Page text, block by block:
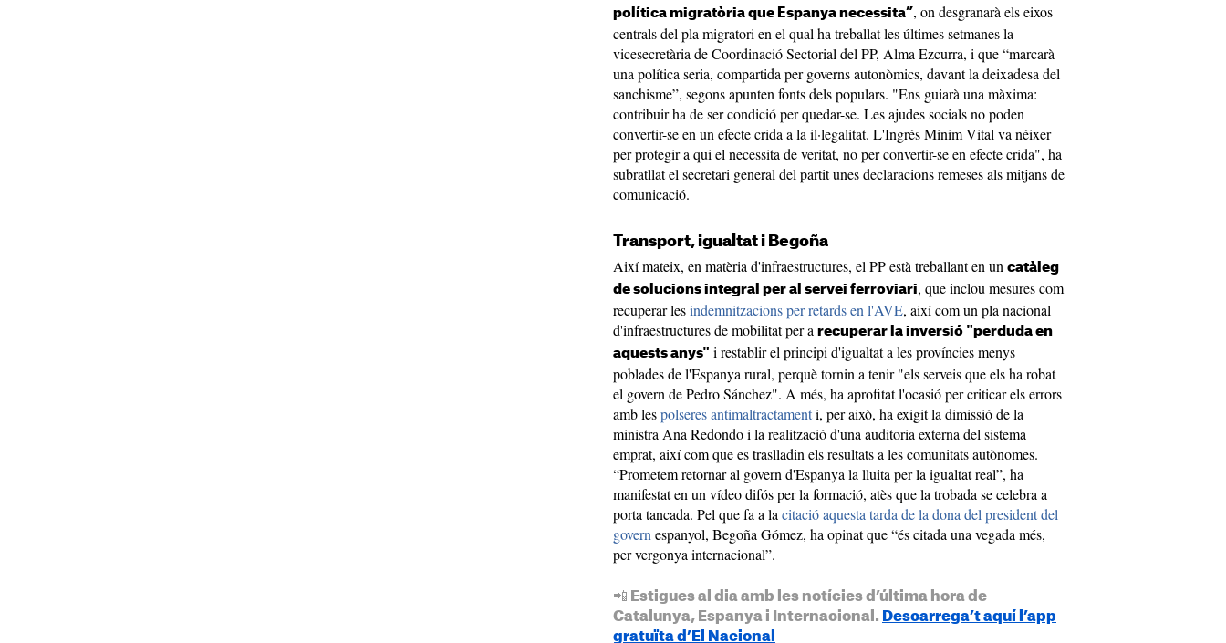
política migratòria que Espanya necessita”, on desgranarà els eixos
centrals del pla migratori en el qual ha treballat les últimes setmanes la
vicesecretària de Coordinació Sectorial del PP, Alma Ezcurra, i que “marcarà
una política seria, compartida per governs autonòmics, davant la deixadesa del
sanchisme”, segons apunten fonts dels populars. "Ens guiarà una màxima:
contribuir ha de ser condició per quedar-se. Les ajudes socials no poden
convertir-se en un efecte crida a la il·legalitat. L'Ingrés Mínim Vital va néixer
per protegir a qui el necessita de veritat, no per convertir-se en efecte crida", ha
subratllat el secretari general del partit unes declaracions remeses als mitjans de
comunicació.
Transport, igualtat i Begoña
Així mateix, en matèria d'infraestructures, el PP està treballant en un catàleg
de solucions integral per al servei ferroviari, que inclou mesures com
recuperar lesindemnitzacions per retards en l'AVE, així com un pla nacional
d'infraestructures de mobilitat per a recuperar la inversió "perduda en
aquests anys" i restablir el principi d'igualtat a les províncies menys
poblades de l'Espanya rural, perquè tornin a tenir "els serveis que els ha robat
el govern de Pedro Sánchez". A més, ha aprofitat l'ocasió per criticar els errors
amb lespolseres antimaltractamenti, per això, ha exigit la dimissió de la
ministra Ana Redondo i la realització d'una auditoria externa del sistema
emprat, així com que es traslladin els resultats a les comunitats autònomes.
“Prometem retornar al govern d'Espanya la lluita per la igualtat real”, ha
manifestat en un vídeo difós per la formació, atès que la trobada se celebra a
porta tancada. Pel que fa a la citació aquesta tarda de la dona del president del
govern espanyol, Begoña Gómez, ha opinat que “és citada una vegada més,
per vergonya internacional”.
📲 Estigues al dia amb les notícies d’última hora de
Catalunya, Espanya i Internacional. Descarrega’t aquí l’app
gratuïta d’El Nacional